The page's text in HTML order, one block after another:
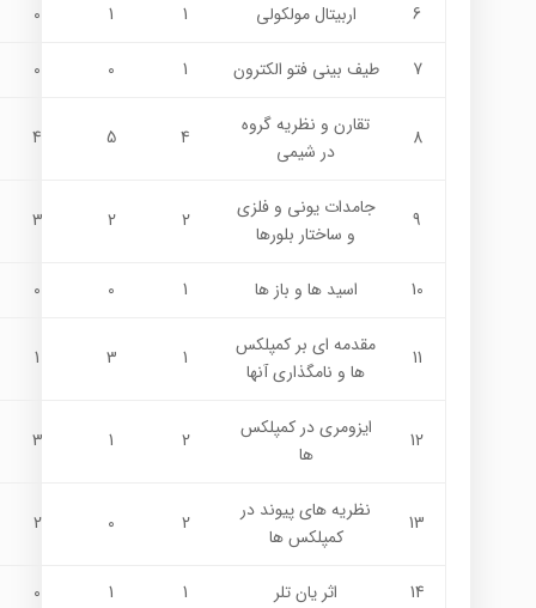
6 اربیتال مولکولی 1
1
0
7 طیف بینی فتو الکترون 1
0
0
8
تقارن و نظريه گروه
در شيمي
4
5
4
9
جامدات يوني و فلزي
و ساختار بلورها
2
2
3
10 اسيد ها و باز ها 1
0
0
11
مقدمه اي بر کمپلکس
ها و نامگذاري آنها
1
3
1
12
ايزومري در کمپلکس
ها
2
1
3
13
نظريه هاي پيوند در
كمپلكس ها
2
0
2
14 اثر يان تلر 1
1
0